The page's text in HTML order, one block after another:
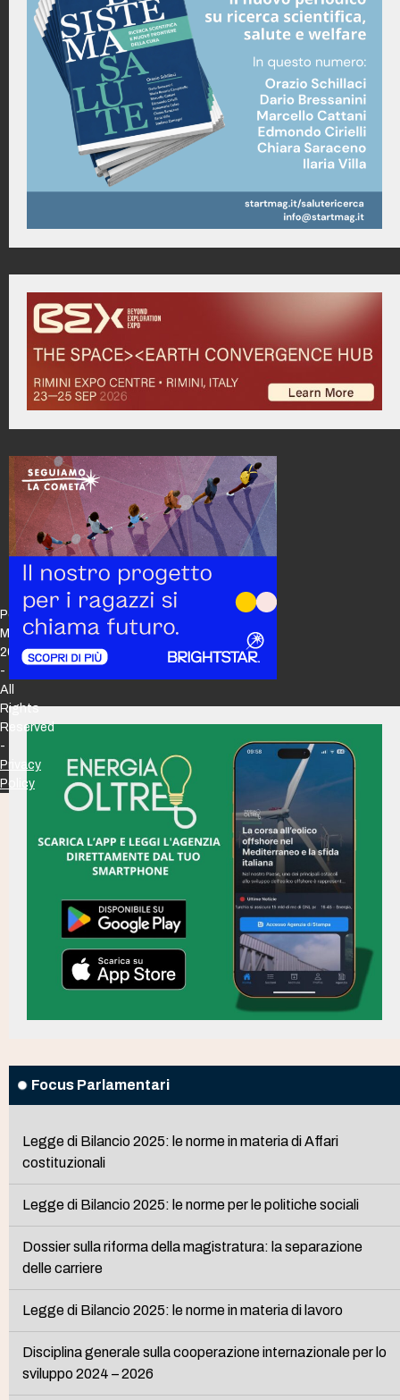
Focus Parlamentari
Legge di Bilancio 2025: le norme in materia di Affari
costituzionali
Legge di Bilancio 2025: le norme per le politiche sociali
Dossier sulla riforma della magistratura: la separazione
delle carriere
Legge di Bilancio 2025: le norme in materia di lavoro
Disciplina generale sulla cooperazione internazionale per lo
sviluppo 2024 – 2026
Policy
Maker
2026
-
All
Rights
Reserved
-
Privacy
Policy